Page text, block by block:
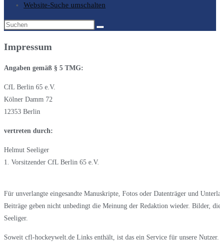
Website-Suche umschalten
Impressum
Angaben gemäß § 5 TMG:
CfL Berlin 65 e.V.
Kölner Damm 72
12353 Berlin
vertreten durch:
Helmut Seeliger
1. Vorsitzender CfL Berlin 65 e.V.
Für unverlangte eingesandte Manuskripte, Fotos oder Datenträger und
Beiträge geben nicht unbedingt die Meinung der Redaktion wieder. Bilder,
Seeliger.
Soweit cfl-hockeywelt.de Links enthält, ist das ein Service für unsere Nutzer.